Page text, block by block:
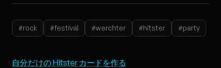
#rock #festival #werchter #hitster #party
自分だけの Hitster カードを作る